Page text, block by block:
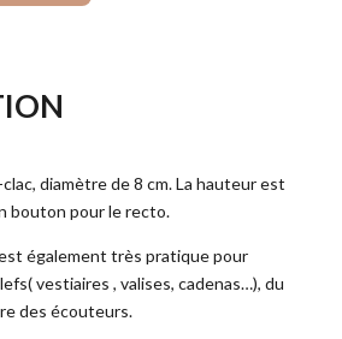
diamètre de 8 cm. La hauteur est
bouton pour le recto.
également très pratique pour
vestiaires , valises, cadenas…), du
des écouteurs.